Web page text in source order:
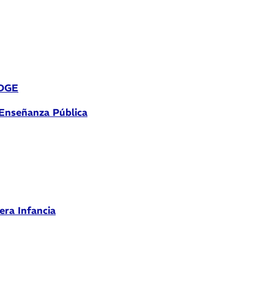
Pública
Infancia